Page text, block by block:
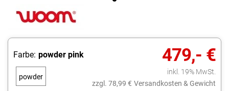
479,- €
inkl. 19% MwSt.
zzgl. 78,99 € Versandkosten & Gewicht
Farbe: powder pink
powder